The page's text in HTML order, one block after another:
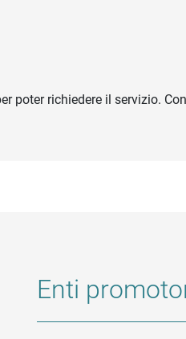
poter richiedere il servizio.
Enti